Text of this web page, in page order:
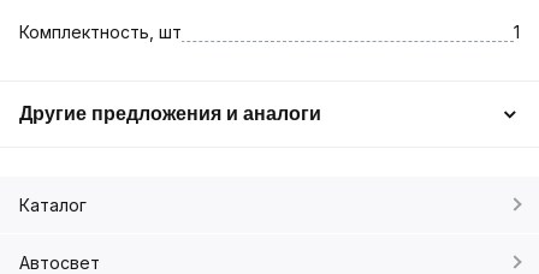
Комплектность, шт 1
Другие предложения и аналоги
Каталог
Автосвет